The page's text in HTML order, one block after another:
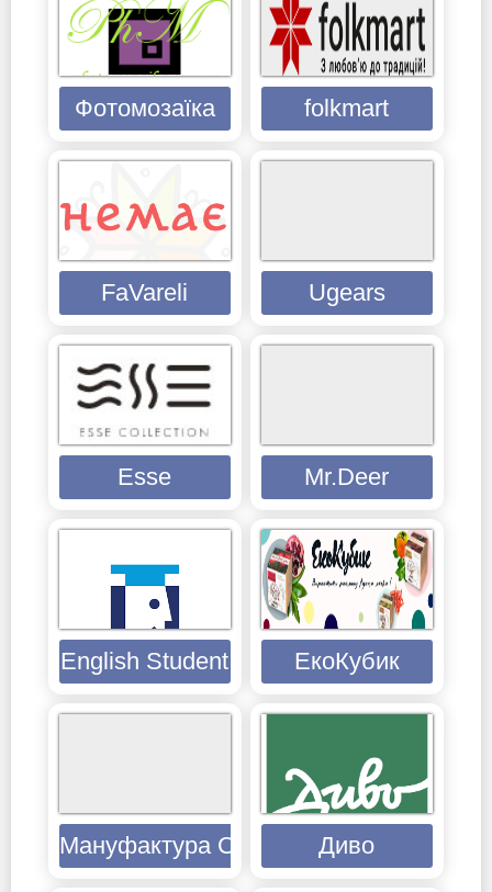
Фотомозаїка folkmart
FaVareli Ugears
Esse Mr.Deer
English Student ЕкоКубик
Мануфактура Сірого КотаДиво